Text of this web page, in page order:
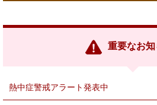
リ
重要なお
熱中症警戒アラート発表中